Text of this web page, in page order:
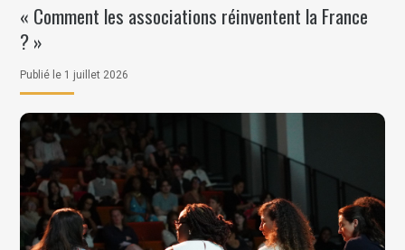
« Comment les associations réinventent la France
? »
Publié le 1 juillet 2026